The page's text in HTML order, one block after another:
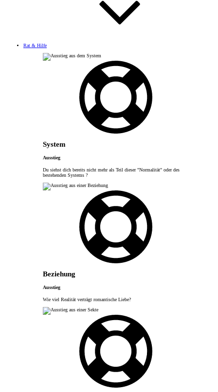
Rat & Hilfe
System
Ausstieg
Du siehst dich bereits nicht mehr als Teil dieser "Normalität" oder des
bestehenden Systems ?
Beziehung
Ausstieg
Wie viel Realität verträgt romantische Liebe?